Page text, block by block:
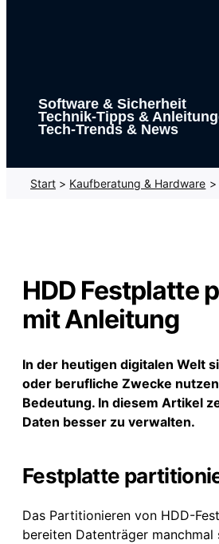
Software & Sicherheit
Technik-Tipps &
Tech-Trends & News
Start Kaufberatung & Hardware
HDD Festplatte
mit Anleitung
In der heutigen digitalen Welt
oder berufliche Zwecke
Bedeutung. In diesem Artikel
Daten besser zu verwalten.
Festplatte
Das Partitionieren von HDD-
bereiten Datenträger